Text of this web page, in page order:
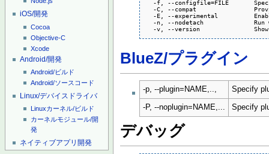
iOS/開発
Cocoa
Objective-C
Xcode
Android/開発
Android/ビルド
Android/ソースコード
Linux/デバイスドライバ
Linuxカーネル/ビルド
カーネルモジュール/開
発
ネイティブアプリ開発
-f, --configfile=FILE
-C, --compat
-E, --experimental
-n, --nodetach              Run
BlueZ/プラグイン
-p, --plugin=NAME,.., Specify
-P, --noplugin=NAME,... Specify
デバッグ